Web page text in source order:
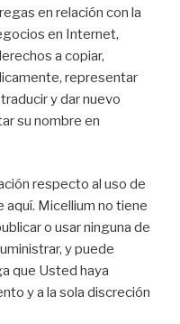
en relación con la
en Internet,
a copiar,
representar
y dar nuevo
su nombre en
respecto al uso de
Micellium no tiene
o usar ninguna de
y puede
que Usted haya
y a la sola discreción